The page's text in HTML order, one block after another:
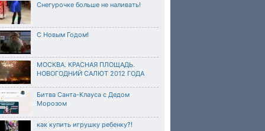
Снегурочке больше не наливать!
С Новым Годом!
МОСКВА. КРАСНАЯ ПЛОЩАДЬ.
НОВОГОДНИЙ САЛЮТ 2012 ГОДА
Битва Санта-Клауса с Дедом
Морозом
как купить игрушку ребенку?!